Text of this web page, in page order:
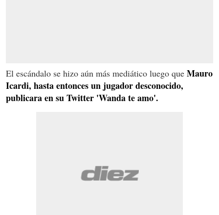
El escándalo se hizo aún más mediático luego que Mauro
Icardi, hasta entonces un jugador desconocido,
publicara en su Twitter 'Wanda te amo'.